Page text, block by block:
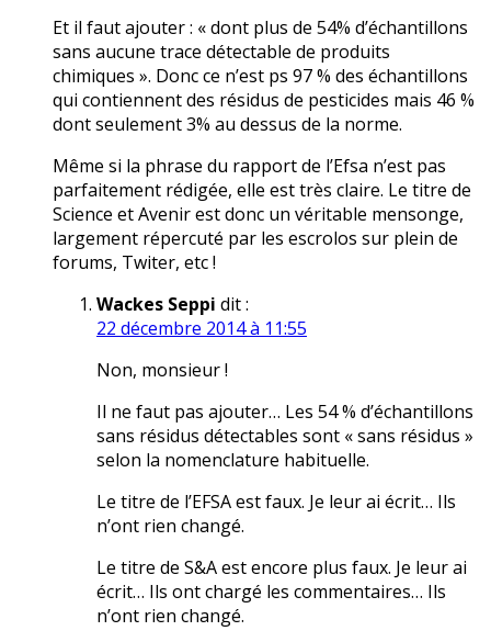
Et il faut ajouter : « dont plus de 54% d’échantillons
sans aucune trace détectable de produits
chimiques ». Donc ce n’est ps 97 % des échantillons
qui contiennent des résidus de pesticides mais 46 %
dont seulement 3% au dessus de la norme.
Même si la phrase du rapport de l’Efsa n’est pas
parfaitement rédigée, elle est très claire. Le titre de
Science et Avenir est donc un véritable mensonge,
largement répercuté par les escrolos sur plein de
forums, Twiter, etc !
Wackes Seppi dit :
22 décembre 2014 à 11:55
Non, monsieur !
Il ne faut pas ajouter… Les 54 % d’échantillons
sans résidus détectables sont « sans résidus »
selon la nomenclature habituelle.
Le titre de l’EFSA est faux. Je leur ai écrit… Ils
n’ont rien changé.
Le titre de S&A est encore plus faux. Je leur ai
écrit… Ils ont chargé les commentaires… Ils
n’ont rien changé.